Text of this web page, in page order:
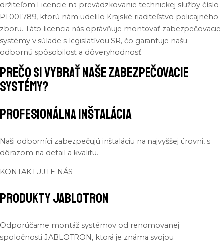
držiteľom Licencie na prevádzkovanie technickej služby číslo
PT001789, ktorú nám udelilo Krajské riaditeľstvo policajného
zboru. Táto licencia nás oprávňuje montovať zabezpečovacie
systémy v súlade s legislatívou SR, čo garantuje našu
odbornú spôsobilosť a dôveryhodnosť.
Prečo si vybrať naše zabezpečovacie
systémy?
Profesionálna inštalácia
Naši odborníci zabezpečujú inštaláciu na najvyššej úrovni, s
dôrazom na detail a kvalitu.
KONTAKTUJTE NÁS
Produkty JABLOTRON
Odporúčame montáž systémov od renomovanej
spoločnosti JABLOTRON, ktorá je známa svojou